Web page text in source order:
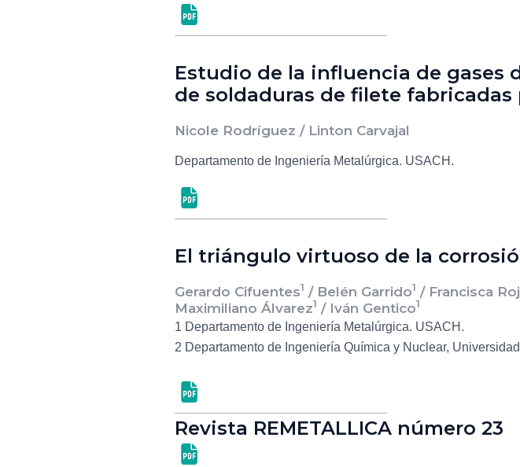
Estudio de la influencia de gases
de soldaduras de filete fabricadas
Nicole Rodríguez / Linton Carvajal
Departamento de Ingeniería Metalúrgica. USACH.
El triángulo virtuoso de la
Gerardo Cifuentes1 / Belén Garrido1 / Francisca
Maximiliano Álvarez1 / Iván Gentico1
1 Departamento de Ingeniería Metalúrgica. USACH.
2 Departamento de Ingeniería Química y Nuclear,
Revista REMETALLICA número 23